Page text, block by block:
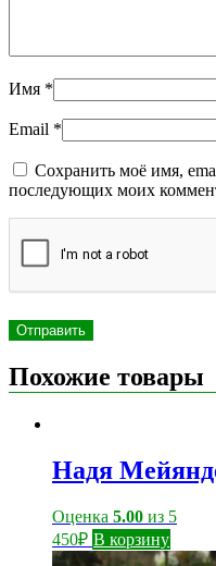
Имя *
Email *
Сохранить моё имя,
последующих моих
Похожие товары
Надя
Оценка 5.00 из 5
450₽ В корзину